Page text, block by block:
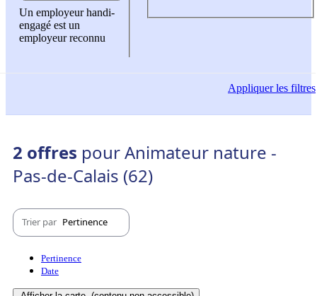
Un employeur handi-
engagé est un
employeur reconnu
Appliquerles filtres
2 offres pour Animateur nature -
Pas-de-Calais (62)
Trier par Pertinence
Pertinence
Date